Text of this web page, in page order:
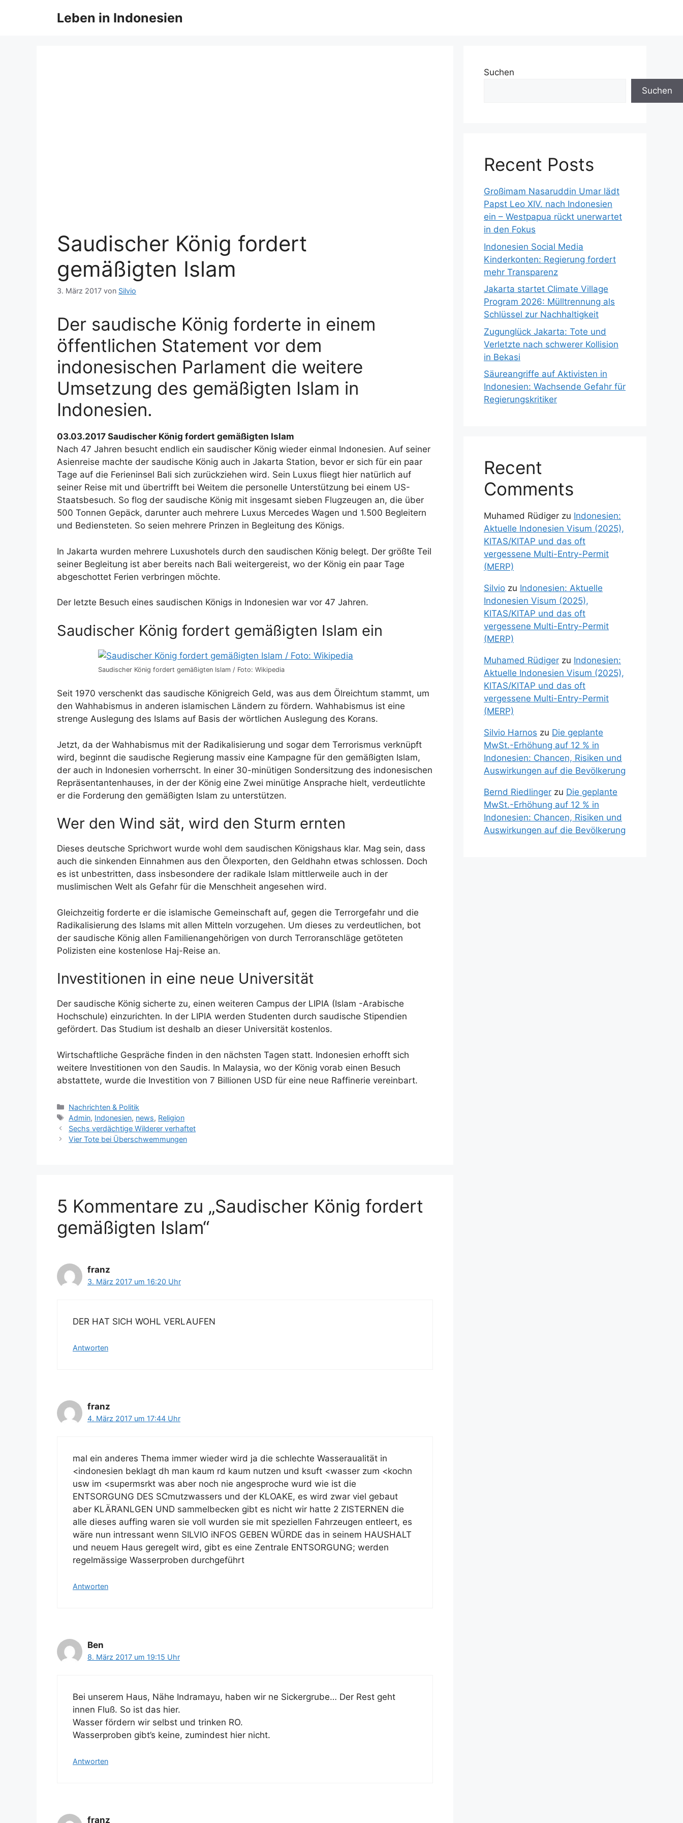
Leben in Indonesien
Saudischer König fordert
gemäßigten Islam
3. März 2017 von Silvio
Der saudische König forderte in einem
öffentlichen Statement vor dem
indonesischen Parlament die weitere
Umsetzung des gemäßigten Islam in
Indonesien.
03.03.2017 Saudischer König fordert gemäßigten Islam
Nach 47 Jahren besucht endlich ein saudischer König wieder einmal Indonesien. Auf seiner
Asienreise machte der saudische König auch in Jakarta Station, bevor er sich für ein paar
Tage auf die Ferieninsel Bali sich zurückziehen wird. Sein Luxus fliegt hier natürlich auf
seiner Reise mit und übertrifft bei Weitem die personelle Unterstützung bei einem US-
Staatsbesuch. So flog der saudische König mit insgesamt sieben Flugzeugen an, die über
500 Tonnen Gepäck, darunter auch mehrere Luxus Mercedes Wagen und 1.500 Begleitern
und Bediensteten. So seien mehrere Prinzen in Begleitung des Königs.
In Jakarta wurden mehrere Luxushotels durch den saudischen König belegt. Der größte Teil
seiner Begleitung ist aber bereits nach Bali weitergereist, wo der König ein paar Tage
abgeschottet Ferien verbringen möchte.
Der letzte Besuch eines saudischen Königs in Indonesien war vor 47 Jahren.
Saudischer König fordert gemäßigten Islam ein
Saudischer König fordert gemäßigten Islam / Foto: Wikipedia
Seit 1970 verschenkt das saudische Königreich Geld, was aus dem Ölreichtum stammt, um
den Wahhabismus in anderen islamischen Ländern zu fördern. Wahhabismus ist eine
strenge Auslegung des Islams auf Basis der wörtlichen Auslegung des Korans.
Jetzt, da der Wahhabismus mit der Radikalisierung und sogar dem Terrorismus verknüpft
wird, beginnt die saudische Regierung massiv eine Kampagne für den gemäßigten Islam,
der auch in Indonesien vorherrscht. In einer 30-minütigen Sondersitzung des indonesischen
Repräsentantenhauses, in der der König eine Zwei minütige Ansprache hielt, verdeutlichte
er die Forderung den gemäßigten Islam zu unterstützen.
Wer den Wind sät, wird den Sturm ernten
Dieses deutsche Sprichwort wurde wohl dem saudischen Königshaus klar. Mag sein, dass
auch die sinkenden Einnahmen aus den Ölexporten, den Geldhahn etwas schlossen. Doch
es ist unbestritten, dass insbesondere der radikale Islam mittlerweile auch in der
muslimischen Welt als Gefahr für die Menschheit angesehen wird.
Gleichzeitig forderte er die islamische Gemeinschaft auf, gegen die Terrorgefahr und die
Radikalisierung des Islams mit allen Mitteln vorzugehen. Um dieses zu verdeutlichen, bot
der saudische König allen Familienangehörigen von durch Terroranschläge getöteten
Polizisten eine kostenlose Haj-Reise an.
Investitionen in eine neue Universität
Der saudische König sicherte zu, einen weiteren Campus der LIPIA (Islam -Arabische
Hochschule) einzurichten. In der LIPIA werden Studenten durch saudische Stipendien
gefördert. Das Studium ist deshalb an dieser Universität kostenlos.
Wirtschaftliche Gespräche finden in den nächsten Tagen statt. Indonesien erhofft sich
weitere Investitionen von den Saudis. In Malaysia, wo der König vorab einen Besuch
abstattete, wurde die Investition von 7 Billionen USD für eine neue Raffinerie vereinbart.
Kategorien
Nachrichten & Politik
Schlagwörter
Admin, Indonesien, news, Religion
Sechs verdächtige Wilderer verhaftet
Vier Tote bei Überschwemmungen
5 Kommentare zu „Saudischer König fordert
gemäßigten Islam“
franz
3. März 2017 um 16:20 Uhr
DER HAT SICH WOHL VERLAUFEN
Antworten
franz
4. März 2017 um 17:44 Uhr
mal ein anderes Thema immer wieder wird ja die schlechte Wasseraualität in
<indonesien beklagt dh man kaum rd kaum nutzen und ksuft <wasser zum <kochn
usw im <supermsrkt was aber noch nie angesproche wurd wie ist die
ENTSORGUNG DES SCmutzwassers und der KLOAKE, es wird zwar viel gebaut
aber KLÄRANLGEN UND sammelbecken gibt es nicht wir hatte 2 ZISTERNEN die
alle dieses auffing waren sie voll wurden sie mit speziellen Fahrzeugen entleert, es
wäre nun intressant wenn SILVIO iNFOS GEBEN WÜRDE das in seinem HAUSHALT
und neuem Haus geregelt wird, gibt es eine Zentrale ENTSORGUNG; werden
regelmässige Wasserproben durchgeführt
Antworten
Ben
8. März 2017 um 19:15 Uhr
Bei unserem Haus, Nähe Indramayu, haben wir ne Sickergrube… Der Rest geht
innen Fluß. So ist das hier.
Wasser fördern wir selbst und trinken RO.
Wasserproben gibt’s keine, zumindest hier nicht.
Antworten
franz
Suchen
Suchen
Recent Posts
Großimam Nasaruddin Umar lädt
Papst Leo XIV. nach Indonesien
ein – Westpapua rückt unerwartet
in den Fokus
Indonesien Social Media
Kinderkonten: Regierung fordert
mehr Transparenz
Jakarta startet Climate Village
Program 2026: Mülltrennung als
Schlüssel zur Nachhaltigkeit
Zugunglück Jakarta: Tote und
Verletzte nach schwerer Kollision
in Bekasi
Säureangriffe auf Aktivisten in
Indonesien: Wachsende Gefahr für
Regierungskritiker
Recent
Comments
Muhamed Rüdiger zu Indonesien:
Aktuelle Indonesien Visum (2025),
KITAS/KITAP und das oft
vergessene Multi-Entry-Permit
(MERP)
Silvio zu Indonesien: Aktuelle
Indonesien Visum (2025),
KITAS/KITAP und das oft
vergessene Multi-Entry-Permit
(MERP)
Muhamed Rüdiger zu Indonesien:
Aktuelle Indonesien Visum (2025),
KITAS/KITAP und das oft
vergessene Multi-Entry-Permit
(MERP)
Silvio Harnos zu Die geplante
MwSt.-Erhöhung auf 12 % in
Indonesien: Chancen, Risiken und
Auswirkungen auf die Bevölkerung
Bernd Riedlinger zu Die geplante
MwSt.-Erhöhung auf 12 % in
Indonesien: Chancen, Risiken und
Auswirkungen auf die Bevölkerung